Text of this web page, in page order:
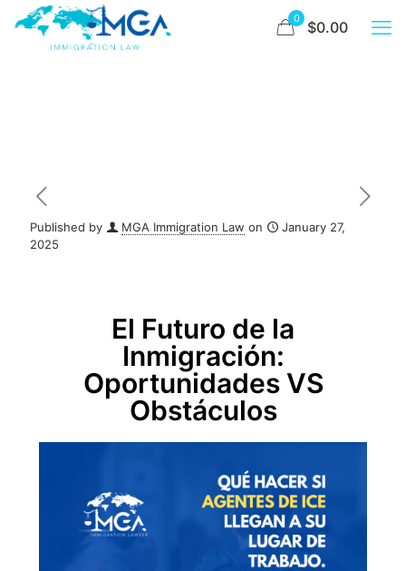
0 $0.00
Published by MGA Immigration Law on
January 27,
2025
El Futuro de la
Inmigración:
Oportunidades VS
Obstáculos